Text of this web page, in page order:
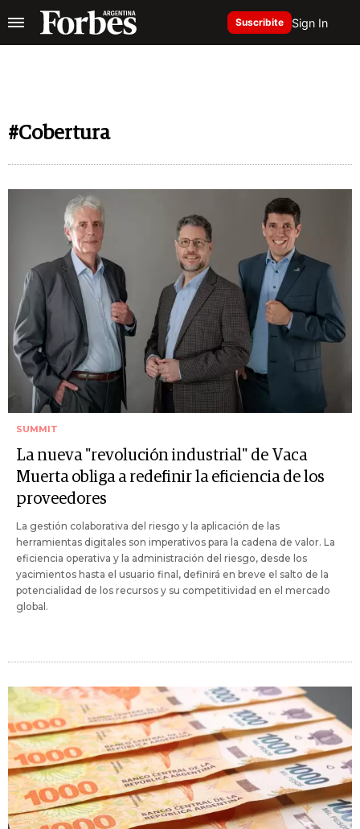
Suscribite Sign In
#Cobertura
SUMMIT
La nueva "revolución industrial" de Vaca
Muerta obliga a redefinir la eficiencia de los
proveedores
La gestión colaborativa del riesgo y la aplicación de las
herramientas digitales son imperativos para la cadena de valor. La
eficiencia operativa y la administración del riesgo, desde los
yacimientos hasta el usuario final, definirá en breve el salto de la
potencialidad de los recursos y su competitividad en el mercado
global.